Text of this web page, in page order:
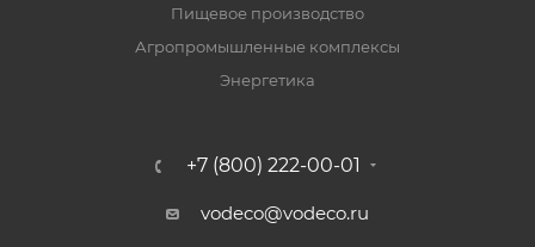
Пищевое производство
Агропромышленные комплексы
Энергетика
+7 (800) 222-00-01
vodeco@vodeco.ru